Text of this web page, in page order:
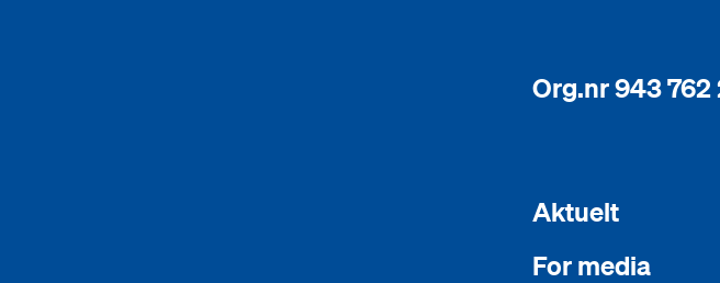
Org.nr 943 762
Aktuelt
For media